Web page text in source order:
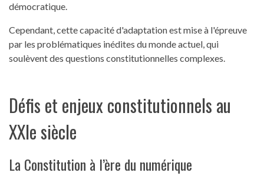
démocratique.
Cependant, cette capacité d'adaptation est mise à l'épreuve
par les problématiques inédites du monde actuel, qui
soulèvent des questions constitutionnelles complexes.
Défis et enjeux constitutionnels au
XXIe siècle
La Constitution à l’ère du numérique